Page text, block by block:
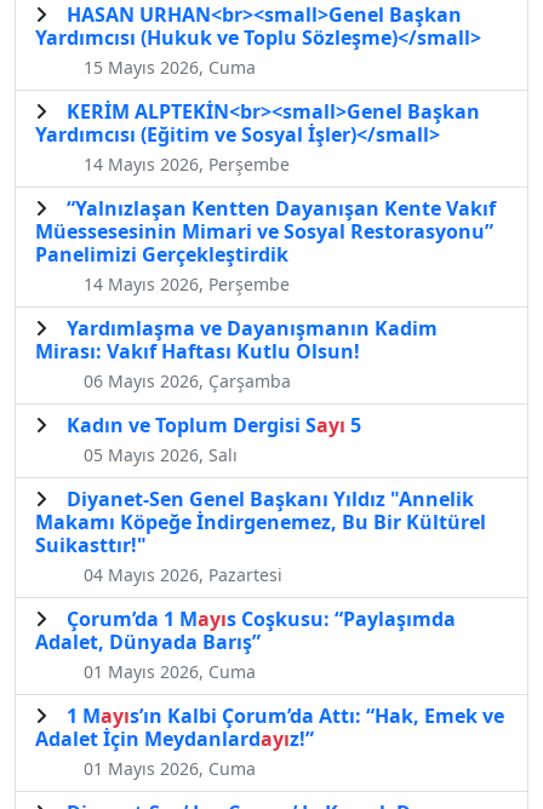
HASAN URHAN<br><small>Genel Başkan
Yardımcısı (Hukuk ve Toplu Sözleşme)</small>
15 Mayıs 2026, Cuma
KERİM ALPTEKİN<br><small>Genel Başkan
Yardımcısı (Eğitim ve Sosyal İşler)</small>
14 Mayıs 2026, Perşembe
“Yalnızlaşan Kentten Dayanışan Kente Vakıf
Müessesesinin Mimari ve Sosyal Restorasyonu”
Panelimizi Gerçekleştirdik
14 Mayıs 2026, Perşembe
Yardımlaşma ve Dayanışmanın Kadim
Mirası: Vakıf Haftası Kutlu Olsun!
06 Mayıs 2026, Çarşamba
Kadın ve Toplum Dergisi Sayı 5
05 Mayıs 2026, Salı
Diyanet-Sen Genel Başkanı Yıldız "Annelik
Makamı Köpeğe İndirgenemez, Bu Bir Kültürel
Suikasttır!"
04 Mayıs 2026, Pazartesi
Çorum’da 1 Mayıs Coşkusu: “Paylaşımda
Adalet, Dünyada Barış”
01 Mayıs 2026, Cuma
1 Mayıs’ın Kalbi Çorum’da Attı: “Hak, Emek ve
Adalet İçin Meydanlardayız!”
01 Mayıs 2026, Cuma